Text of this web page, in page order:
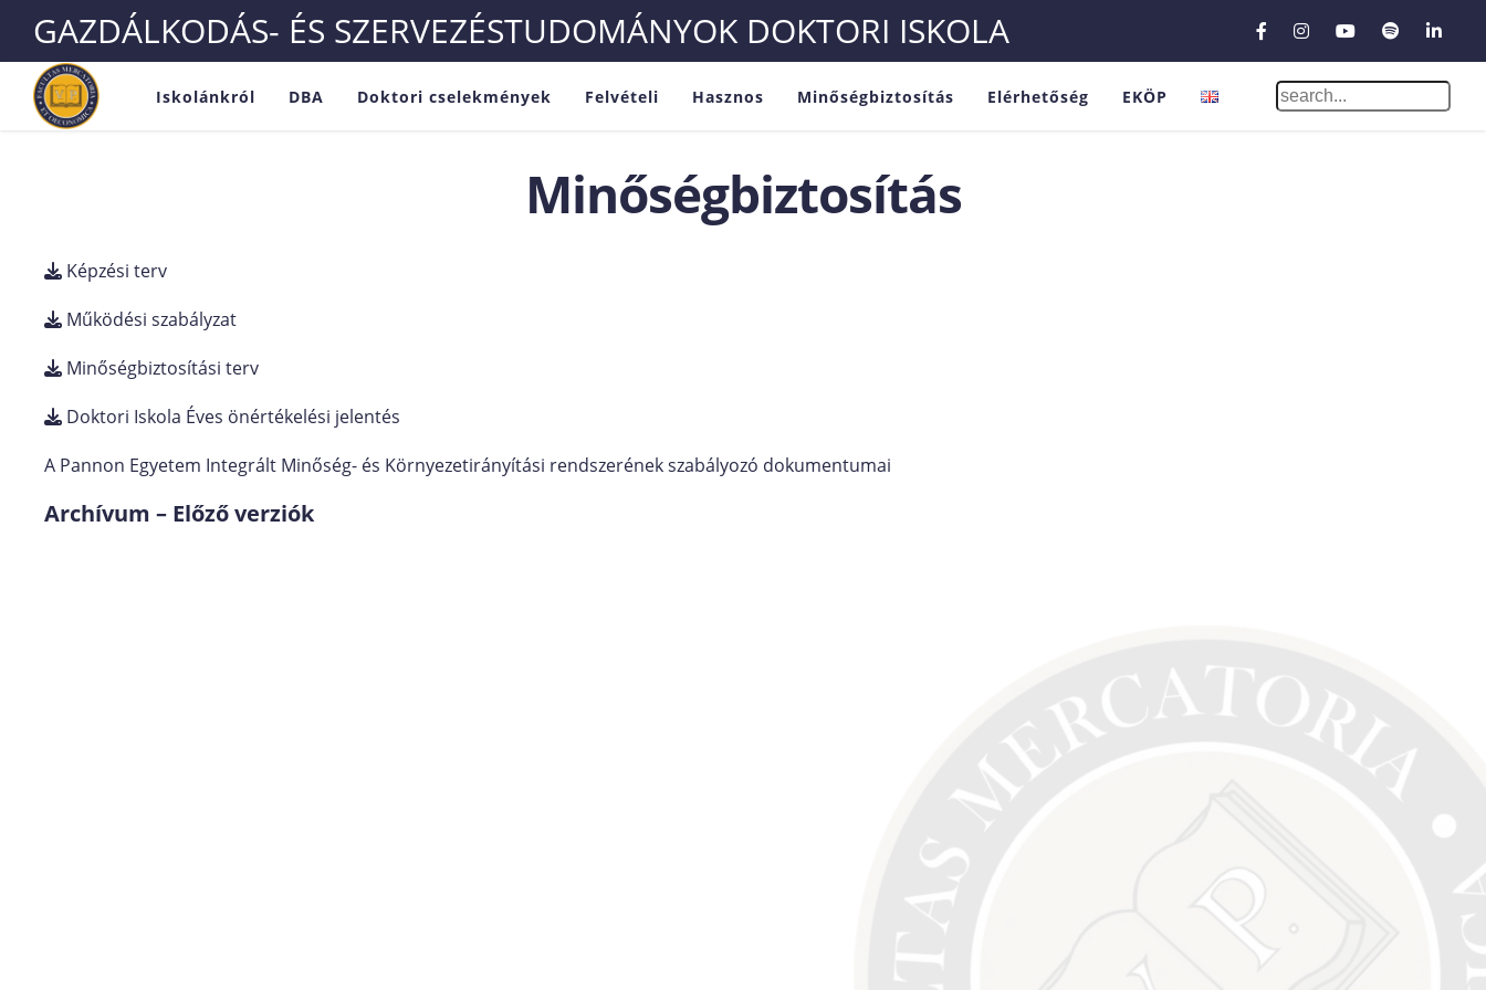
GAZDÁLKODÁS- ÉS SZERVEZÉSTUDOMÁNYOK DOKTORI ISKOLA
Iskolánkról DBA Doktori cselekmények Felvételi Hasznos Minőségbiztosítás Elérhetőség EKÖP
Minőségbiztosítás
Képzési terv
Működési szabályzat
Minőségbiztosítási terv
Doktori Iskola Éves önértékelési jelentés
A Pannon Egyetem Integrált Minőség- és Környezetirányítási rendszerének szabályozó dokumentumai
Archívum – Előző verziók